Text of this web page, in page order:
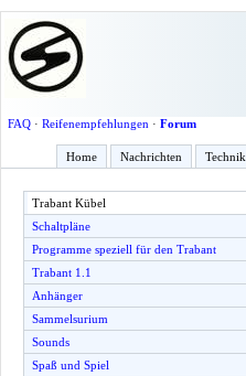
FAQ· Reifenempfehlungen · Forum
Home Nachrichten Technik
Trabant Kübel
Schaltpläne
Programme speziell für den Trabant
Trabant 1.1
Anhänger
Sammelsurium
Sounds
Spaß und Spiel